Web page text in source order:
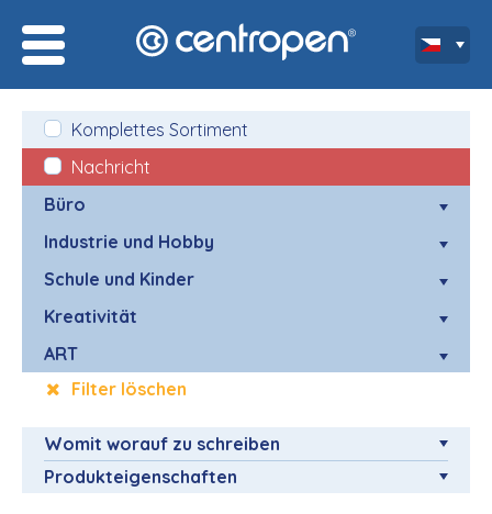
Komplettes Sortiment
Nachricht
Büro
Industrie und Hobby
Schule und Kinder
Kreativität
ART
Filter löschen
Womit worauf zu schreiben
Produkteigenschaften